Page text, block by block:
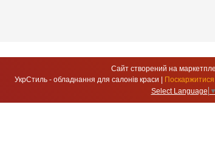
Сайт створений на
УкрСтиль - обладнання для салонів краси |
Select Language ▼